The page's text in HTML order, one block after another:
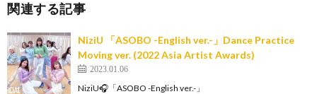
関連する記事
NiziU 「ASOBO -English ver.-」Dance Practice
Moving ver. (2022 Asia Artist Awards)
2023.01.06
NiziU🎧「ASOBO -English ver.-」